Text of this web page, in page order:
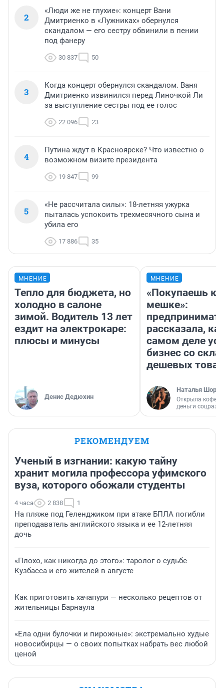
2
«Люди же не глухие»: концерт Вани
Дмитриенко в «Лужниках» обернулся
скандалом — его сестру обвинили в пении
под фанеру
30 837 50
3
Когда концерт обернулся скандалом. Ваня
Дмитриенко извинился перед Линочкой Ли
за выступление сестры под ее голос
22 096 23
4
Путина ждут в Красноярске? Что известно о
возможном визите президента
19 847 99
5
«Не рассчитала силы»: 18-летняя ужурка
пыталась успокоить трехмесячного сына и
убила его
17 886 35
МНЕНИЕ
Тепло для бюджета, но
холодно в салоне
зимой. Водитель 13 лет
ездит на электрокаре:
плюсы и минусы
Денис Дедюхин
МНЕНИЕ
«Покупаешь
мешке»:
рассказала,
самом деле
бизнес со
дешевых
Наталья
Открыла
деньги
РЕКОМЕНДУЕМ
Ученый в изгнании: какую тайну
хранит могила профессора уфимского
вуза, которого обожали студенты
4 часа 2 838 1
На пляже под Геленджиком при атаке БПЛА погибли
преподаватель английского языка и ее 12-летняя
дочь
«Плохо, как никогда до этого»: таролог о судьбе
Кузбасса и его жителей в августе
Как приготовить хачапури — несколько рецептов от
жительницы Барнаула
«Ела одни булочки и пирожные»: экстремально худые
новосибирцы — о своих попытках набрать вес любой
ценой